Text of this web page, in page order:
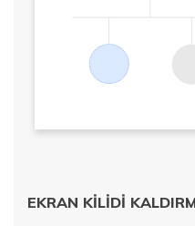
EKRAN KİLİDİ